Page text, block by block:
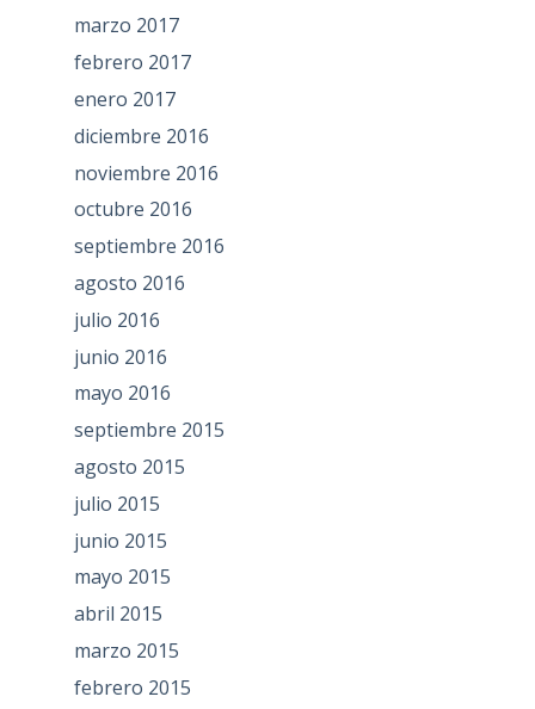
marzo 2017
febrero 2017
enero 2017
diciembre 2016
noviembre 2016
octubre 2016
septiembre 2016
agosto 2016
julio 2016
junio 2016
mayo 2016
septiembre 2015
agosto 2015
julio 2015
junio 2015
mayo 2015
abril 2015
marzo 2015
febrero 2015